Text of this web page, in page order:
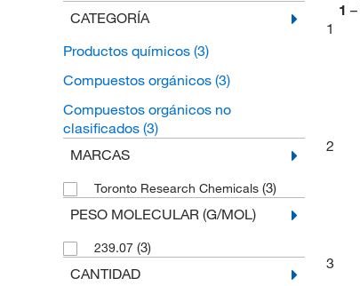
CATEGORÍA
Productos químicos (3)
Compuestos orgánicos (3)
Compuestos orgánicos no
clasificados (3)
MARCAS
Toronto Research Chemicals (3)
PESO MOLECULAR (G/MOL)
239.07 (3)
CANTIDAD
1 –
1
2
3